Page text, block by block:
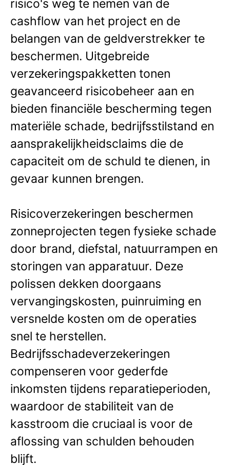
risico's weg te nemen van de
cashflow van het project en de
belangen van de geldverstrekker te
beschermen. Uitgebreide
verzekeringspakketten tonen
geavanceerd risicobeheer aan en
bieden financiële bescherming tegen
materiële schade, bedrijfsstilstand en
aansprakelijkheidsclaims die de
capaciteit om de schuld te dienen, in
gevaar kunnen brengen.
Risicoverzekeringen beschermen
zonneprojecten tegen fysieke schade
door brand, diefstal, natuurrampen en
storingen van apparatuur. Deze
polissen dekken doorgaans
vervangingskosten, puinruiming en
versnelde kosten om de operaties
snel te herstellen.
Bedrijfsschadeverzekeringen
compenseren voor gederfde
inkomsten tijdens reparatieperioden,
waardoor de stabiliteit van de
kasstroom die cruciaal is voor de
aflossing van schulden behouden
blijft.